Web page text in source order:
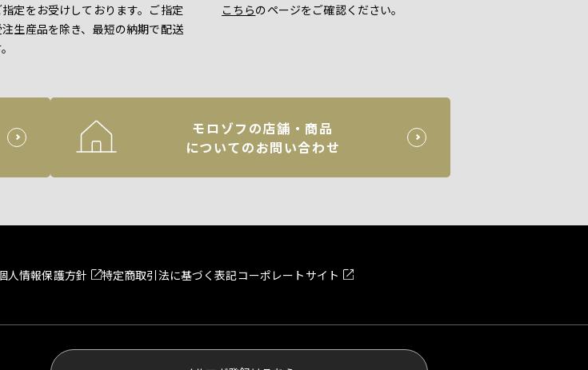
定をお受けしております。ご指定
生産品を除き、最短の納期で配送
こちらのページをご確認ください。
モロゾフの店舗・商品
についてのお問い合わせ
人情報保護方針 特定商取引法に基づく表記コーポレートサイト